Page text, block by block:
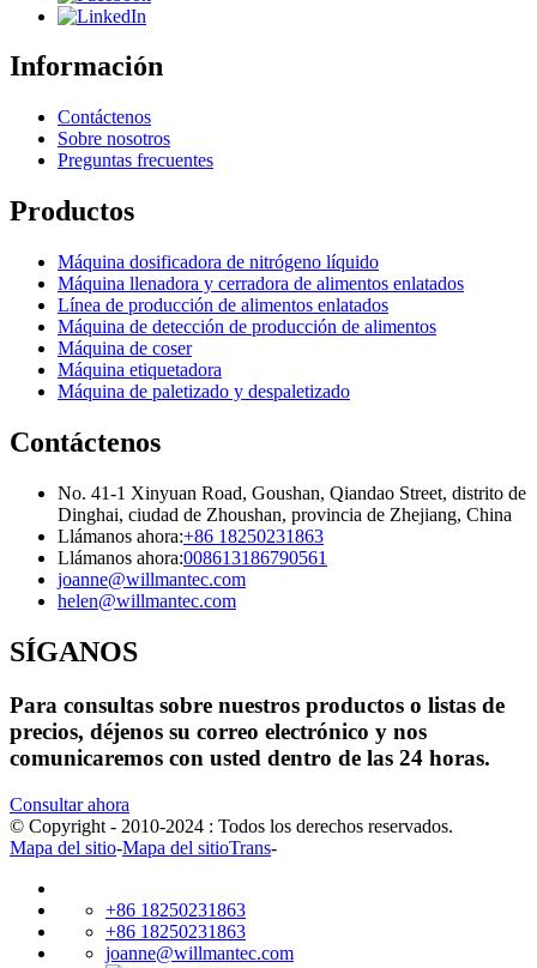
Información
Contáctenos
Sobre nosotros
Preguntas frecuentes
Productos
Máquina dosificadora de nitrógeno líquido
Máquina llenadora y cerradora de alimentos enlatados
Línea de producción de alimentos enlatados
Máquina de detección de producción de alimentos
Máquina de coser
Máquina etiquetadora
Máquina de paletizado y despaletizado
Contáctenos
No. 41-1 Xinyuan Road, Goushan, Qiandao Street, distrito de
Dinghai, ciudad de Zhoushan, provincia de Zhejiang, China
Llámanos ahora:+86 18250231863
Llámanos ahora:008613186790561
joanne@willmantec.com
helen@willmantec.com
SÍGANOS
Para consultas sobre nuestros productos o listas de
precios, déjenos su correo electrónico y nos
comunicaremos con usted dentro de las 24 horas.
Consultar ahora
© Copyright - 2010-2024 : Todos los derechos reservados.
Mapa del sitio-Mapa del sitioTrans-
+86 18250231863
+86 18250231863
joanne@willmantec.com